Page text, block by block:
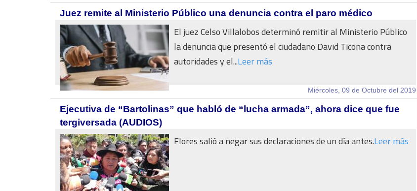
Juez remite al Ministerio Público una denuncia contra el paro médico
El juez Celso Villalobos determinó remitir al Ministerio Público
la denuncia que presentó el ciudadano David Ticona contra
autoridades y el...Leer más
Miércoles, 09 de Octubre del 2019
Ejecutiva de “Bartolinas” que habló de “lucha armada”, ahora dice que fue
tergiversada (AUDIOS)
Flores salió a negar sus declaraciones de un día antes.Leer más